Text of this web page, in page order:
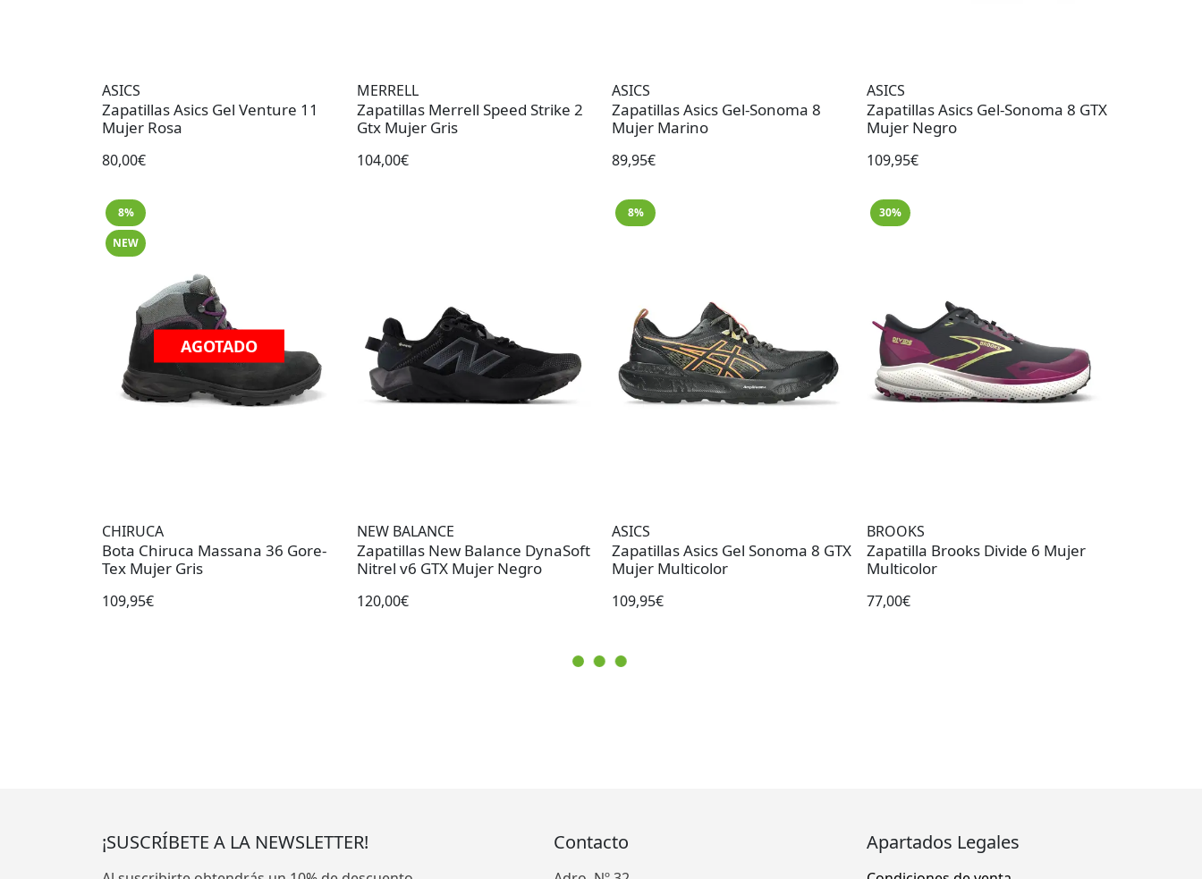
ASICS
Zapatillas Asics Gel Venture 11
Mujer Rosa
80,00€
MERRELL
Zapatillas Merrell Speed Strike 2
Gtx Mujer Gris
104,00€
ASICS
Zapatillas Asics Gel-Sonoma 8
Mujer Marino
89,95€
ASICS
Zapatillas Asics Gel-Sonoma 8 GTX
Mujer Negro
109,95€
8%
NEW
AGOTADO
CHIRUCA
Bota Chiruca Massana 36 Gore-
Tex Mujer Gris
109,95€
NEW BALANCE
Zapatillas New Balance DynaSoft
Nitrel v6 GTX Mujer Negro
120,00€
8%
ASICS
Zapatillas Asics Gel Sonoma 8 GTX
Mujer Multicolor
109,95€
30%
BROOKS
Zapatilla Brooks Divide 6 Mujer
Multicolor
77,00€
¡SUSCRÍBETE A LA NEWSLETTER! Contacto Apartados Legales